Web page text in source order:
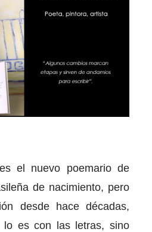
el nuevo poemario de
de nacimiento, pero
desde hace décadas,
lo es con las letras, sino